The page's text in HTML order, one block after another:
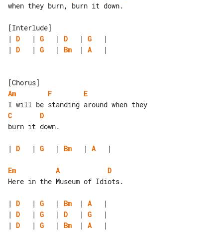
when they burn, burn it down.
| D
   |
G
   |
D
   |
G
| D
   |
G
   |
Bm
  |
A
   |
Am
F
E
C
D
burn it down.
| D
   |
G
   |
Bm
   |
A
   |
Em A
D
Here in the Museum of Idiots.
| D
   |
G
   |
Bm
  |
A
| D
   |
G
   |
D
   |
G
| D
   |
G
   |
Bm
  |
A
   |